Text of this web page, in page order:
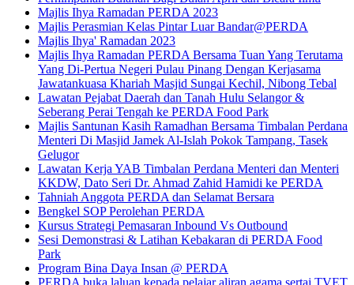
Majlis Ihya Ramadan PERDA 2023
Majlis Perasmian Kelas Pintar Luar Bandar@PERDA
Majlis Ihya' Ramadan 2023
Majlis Ihya Ramadan PERDA Bersama Tuan Yang Terutama
Yang Di-Pertua Negeri Pulau Pinang Dengan Kerjasama
Jawatankuasa Khariah Masjid Sungai Kechil, Nibong Tebal
Lawatan Pejabat Daerah dan Tanah Hulu Selangor &
Seberang Perai Tengah ke PERDA Food Park
Majlis Santunan Kasih Ramadhan Bersama Timbalan Perdana
Menteri Di Masjid Jamek Al-Islah Pokok Tampang, Tasek
Gelugor
Lawatan Kerja YAB Timbalan Perdana Menteri dan Menteri
KKDW, Dato Seri Dr. Ahmad Zahid Hamidi ke PERDA
Tahniah Anggota PERDA dan Selamat Bersara
Bengkel SOP Perolehan PERDA
Kursus Strategi Pemasaran Inbound Vs Outbound
Sesi Demonstrasi & Latihan Kebakaran di PERDA Food
Park
Program Bina Daya Insan @ PERDA
PERDA buka laluan kepada pelajar aliran agama sertai TVET